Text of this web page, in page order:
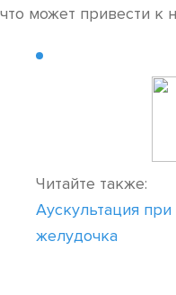
что может привести к
Читайте также:
Аускультация
желудочка